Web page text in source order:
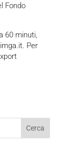
Fondo
60 minuti,
. Per